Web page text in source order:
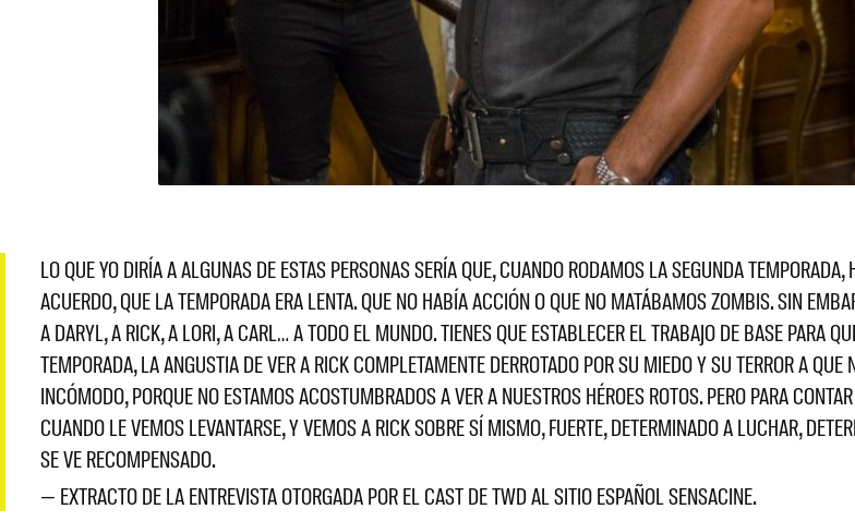
LO QUE YO DIRÍA A ALGUNAS DE ESTAS PERSONAS SERÍA QUE, CUANDO RODAMOS LA SEGUNDA
ACUERDO, QUE LA TEMPORADA ERA LENTA. QUE NO HABÍA ACCIÓN O QUE NO MATÁBAMOS ZOMBIS. SIN
A DARYL, A RICK, A LORI, A CARL… A TODO EL MUNDO. TIENES QUE ESTABLECER EL TRABAJO DE BASE PARA
TEMPORADA, LA ANGUSTIA DE VER A RICK COMPLETAMENTE DERROTADO POR SU MIEDO Y SU TERROR A
INCÓMODO, PORQUE NO ESTAMOS ACOSTUMBRADOS A VER A NUESTROS HÉROES ROTOS. PERO PARA
CUANDO LE VEMOS LEVANTARSE, Y VEMOS A RICK SOBRE SÍ MISMO, FUERTE, DETERMINADO A LUCHAR,
SE VE RECOMPENSADO.
— EXTRACTO DE LA ENTREVISTA OTORGADA POR EL CAST DE TWD AL SITIO ESPAÑOL SENSACINE.